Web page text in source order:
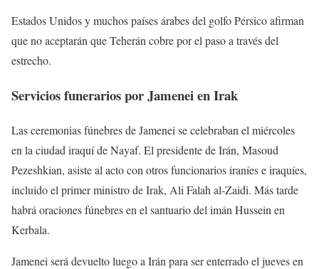
Estados Unidos y muchos países árabes del golfo Pérsico afirman
que no aceptarán que Teherán cobre por el paso a través del
estrecho.
Servicios funerarios por Jamenei en Irak
Las ceremonias fúnebres de Jamenei se celebraban el miércoles
en la ciudad iraquí de Nayaf. El presidente de Irán, Masoud
Pezeshkian, asiste al acto con otros funcionarios iraníes e iraquíes,
incluido el primer ministro de Irak, Ali Falah al-Zaidi. Más tarde
habrá oraciones fúnebres en el santuario del imán Hussein en
Kerbala.
Jamenei será devuelto luego a Irán para ser enterrado el jueves en